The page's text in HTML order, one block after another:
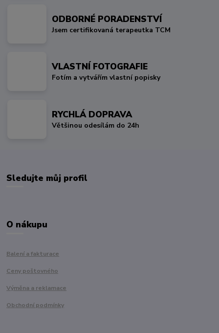
ODBORNÉ PORADENSTVÍ
Jsem certifikovaná terapeutka TCM
VLASTNÍ FOTOGRAFIE
Fotím a vytvářím vlastní popisky
RYCHLÁ DOPRAVA
Většinou odesílám do 24h
Sledujte můj profil
O nákupu
Balení a fakturace
Ceny poštovného
Výměna a reklamace
Obchodní podmínky